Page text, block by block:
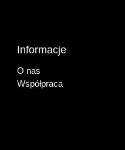
Informacje
O nas
Współpraca